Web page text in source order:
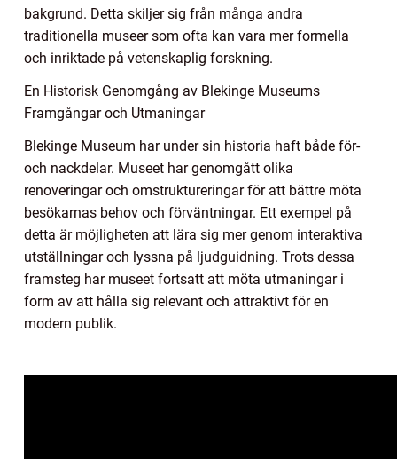
bakgrund. Detta skiljer sig från många andra
traditionella museer som ofta kan vara mer formella
och inriktade på vetenskaplig forskning.
En Historisk Genomgång av Blekinge Museums
Framgångar och Utmaningar
Blekinge Museum har under sin historia haft både för-
och nackdelar. Museet har genomgått olika
renoveringar och omstruktureringar för att bättre möta
besökarnas behov och förväntningar. Ett exempel på
detta är möjligheten att lära sig mer genom interaktiva
utställningar och lyssna på ljudguidning. Trots dessa
framsteg har museet fortsatt att möta utmaningar i
form av att hålla sig relevant och attraktivt för en
modern publik.